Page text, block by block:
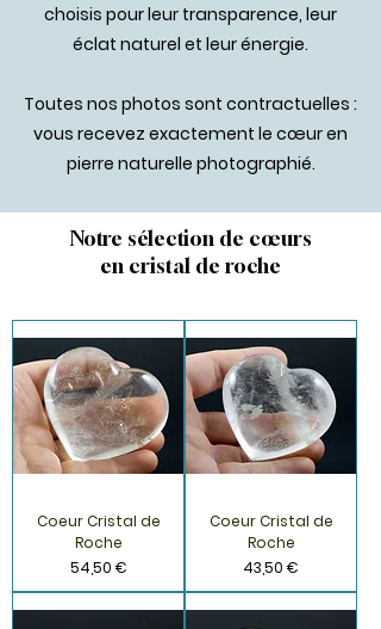
choisis pour leur transparence, leur
éclat naturel et leur énergie.
Toutes nos photos sont contractuelles :
vous recevez exactement le cœur en
pierre naturelle photographié.
Notre sélection de cœurs
en cristal de roche
Coeur Cristal de
Roche
Prix
54,50 €
Coeur Cristal de
Roche
Prix
43,50 €